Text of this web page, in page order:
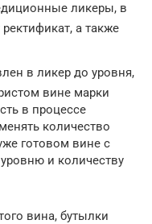
ликеры, в
а также
в ликер до уровня,
вине марки
в процессе
количество
готовом вине с
и количеству
вина, бутылки